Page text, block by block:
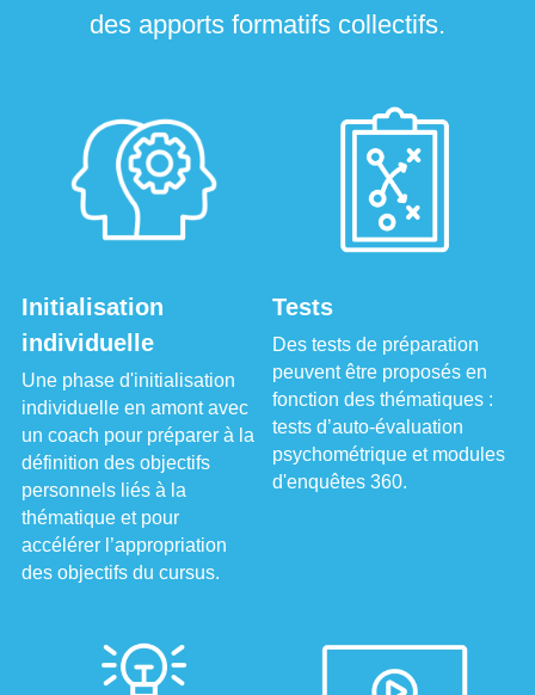
des apports formatifs collectifs.
Initialisation
individuelle
Une phase d'initialisation
individuelle en amont avec
un coach pour préparer à la
définition des objectifs
personnels liés à la
thématique et pour
accélérer l’appropriation
des objectifs du cursus.
Tests
Des tests de préparation
peuvent être proposés en
fonction des thématiques :
tests d’auto-évaluation
psychométrique et modules
d'enquêtes 360.